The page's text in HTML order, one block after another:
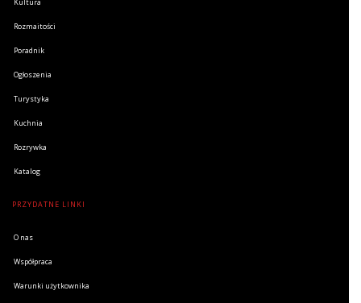
Rozmaitości
Poradnik
Ogłoszenia
Turystyka
Kuchnia
Rozrywka
Katalog
PRZYDATNE LINKI
O nas
Współpraca
Warunki użytkownika